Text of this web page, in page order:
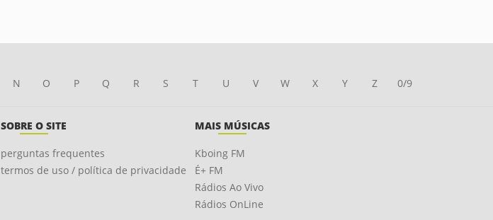
N O P Q R S T U V W X Y Z 0/9
SOBRE O SITE
perguntas frequentes
termos de uso / política de privacidade
MAIS MÚSICAS
Kboing FM
É+ FM
Rádios Ao Vivo
Rádios OnLine